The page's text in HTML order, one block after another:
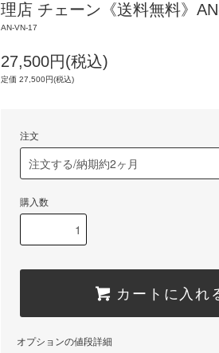
理店 チェーン《送料無料》
AN-VN-17
27,500円(税込)
定価 27,500円(税込)
注文
購入数
カートに入れ
オプションの値段詳細